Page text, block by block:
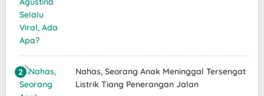
Nahas, Seorang Anak Meninggal Tersengat
Listrik Tiang Penerangan Jalan